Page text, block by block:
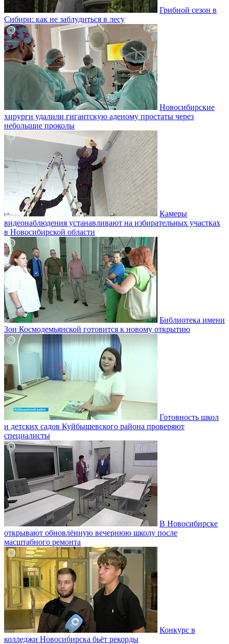
Грибной сезон в
Сибири: как не заблудиться в лесу
Новосибирские
хирурги удалили гигантскую аденому простаты через
небольшие проколы
Камеры
видеонаблюдения устанавливают на избирательных участках
в Новосибирской области
Библиотека имени
Зои Космодемьянской готовится к новому открытию
Готовность школ
и детских садов Куйбышевского района проверяют
специалисты
В Новосибирске
открывают обновлённую вечернюю школу после
масштабного ремонта
Конкурс в
колледжи Новосибирска бьёт рекорды